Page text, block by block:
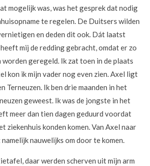
mogelijk was, was het gesprek dat nodig
te regelen. De Duitsers wilden
en deden dit ook. Dát laatst
mij de redding gebracht, omdat er zo
worden geregeld. Ik zat toen in de plaats
kon ik mijn vader nog even zien. Axel ligt
Terneuzen. Ik ben drie maanden in het
geweest. Ik was de jongste in het
meer dan tien dagen geduurd voordat
ziekenhuis konden komen. Van Axel naar
namelijk nauwelijks om door te komen.
daar werden scherven uit mijn arm